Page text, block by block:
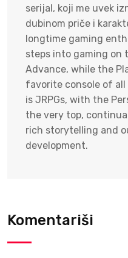
serijal, koji me uvek
dubinom priče i
longtime gaming
steps into gaming on
Advance, while the
favorite console of
is JRPGs, with the
the very top,
rich storytelling and
development.
Komentariši